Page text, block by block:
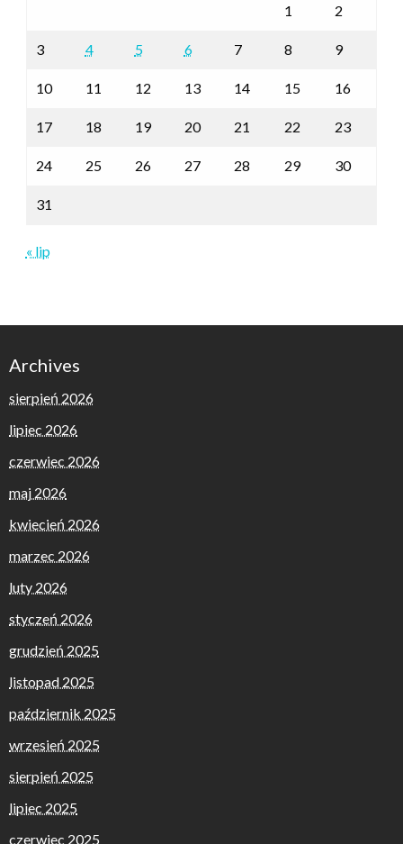
1 2
3 4 5 6 7 8 9
10 11 12 13 14 15 16
17 18 19 20 21 22 23
24 25 26 27 28 29 30
31
« lip
Archives
sierpień 2026
lipiec 2026
czerwiec 2026
maj 2026
kwiecień 2026
marzec 2026
luty 2026
styczeń 2026
grudzień 2025
listopad 2025
październik 2025
wrzesień 2025
sierpień 2025
lipiec 2025
czerwiec 2025